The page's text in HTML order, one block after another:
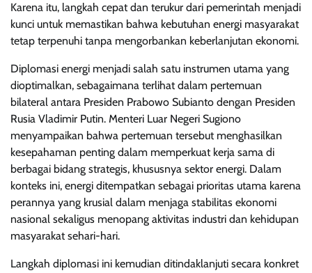
Karena itu, langkah cepat dan terukur dari pemerintah menjadi
kunci untuk memastikan bahwa kebutuhan energi masyarakat
tetap terpenuhi tanpa mengorbankan keberlanjutan ekonomi.
Diplomasi energi menjadi salah satu instrumen utama yang
dioptimalkan, sebagaimana terlihat dalam pertemuan
bilateral antara Presiden Prabowo Subianto dengan Presiden
Rusia Vladimir Putin. Menteri Luar Negeri Sugiono
menyampaikan bahwa pertemuan tersebut menghasilkan
kesepahaman penting dalam memperkuat kerja sama di
berbagai bidang strategis, khususnya sektor energi. Dalam
konteks ini, energi ditempatkan sebagai prioritas utama karena
perannya yang krusial dalam menjaga stabilitas ekonomi
nasional sekaligus menopang aktivitas industri dan kehidupan
masyarakat sehari-hari.
Langkah diplomasi ini kemudian ditindaklanjuti secara konkret